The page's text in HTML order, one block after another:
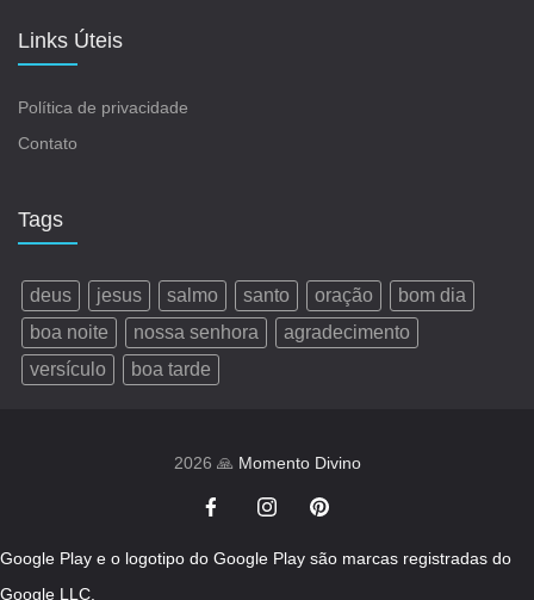
Links Úteis
Política de privacidade
Contato
Tags
deus jesus salmo santo oração
bom dia
boa noite
nossa senhora
agradecimento
versículo
boa tarde
2026 🙏 Momento Divino
Google Play e o logotipo do Google Play são marcas registradas do
Google LLC.